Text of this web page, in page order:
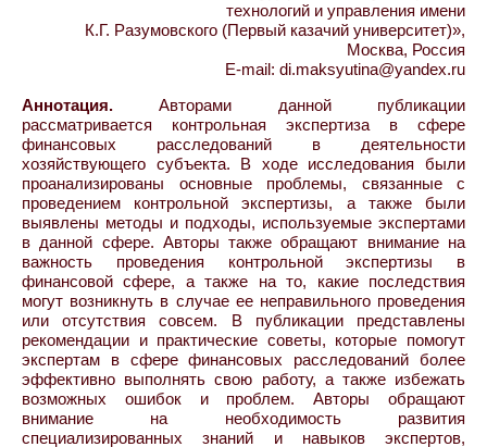
технологий и управления имени
К.Г. Разумовского (Первый казачий университет)»,
Москва, Россия
E-mail: di.maksyutina@yandex.ru
Аннотация. Авторами данной публикации
рассматривается контрольная экспертиза в сфере
финансовых расследований в деятельности
хозяйствующего субъекта. В ходе исследования были
проанализированы основные проблемы, связанные с
проведением контрольной экспертизы, а также были
выявлены методы и подходы, используемые экспертами
в данной сфере. Авторы также обращают внимание на
важность проведения контрольной экспертизы в
финансовой сфере, а также на то, какие последствия
могут возникнуть в случае ее неправильного проведения
или отсутствия совсем. В публикации представлены
рекомендации и практические советы, которые помогут
экспертам в сфере финансовых расследований более
эффективно выполнять свою работу, а также избежать
возможных ошибок и проблем. Авторы обращают
внимание на необходимость развития
специализированных знаний и навыков экспертов,